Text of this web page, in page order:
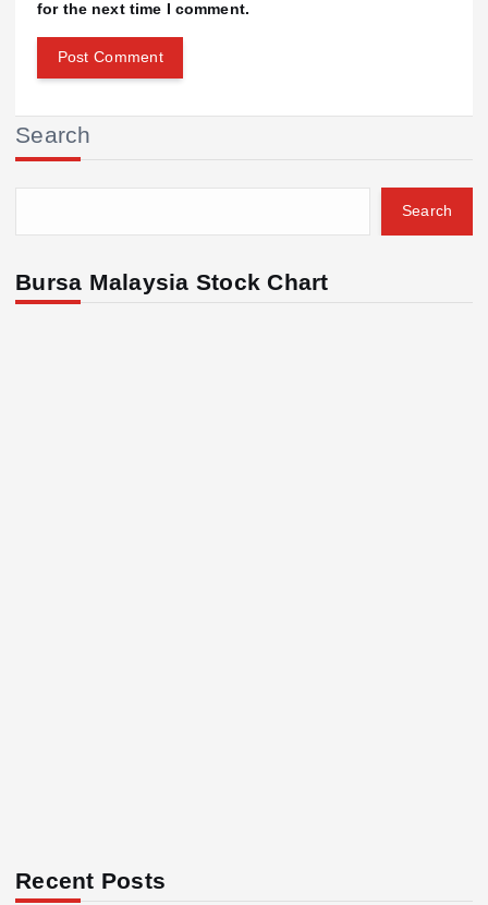
for the next time I comment.
Search
Search
Bursa Malaysia Stock Chart
Recent Posts